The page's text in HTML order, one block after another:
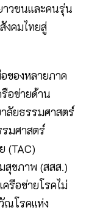
าวชนและคนรุ่น
งคมไทยสู่
ของหลายภาค
อข่ายด้าน
ลัยธรรมศาสตร์
มศาสตร์
(TAC)
สุขภาพ (สสส.)
รือข่ายโรคไม่
ณโรคแห่ง